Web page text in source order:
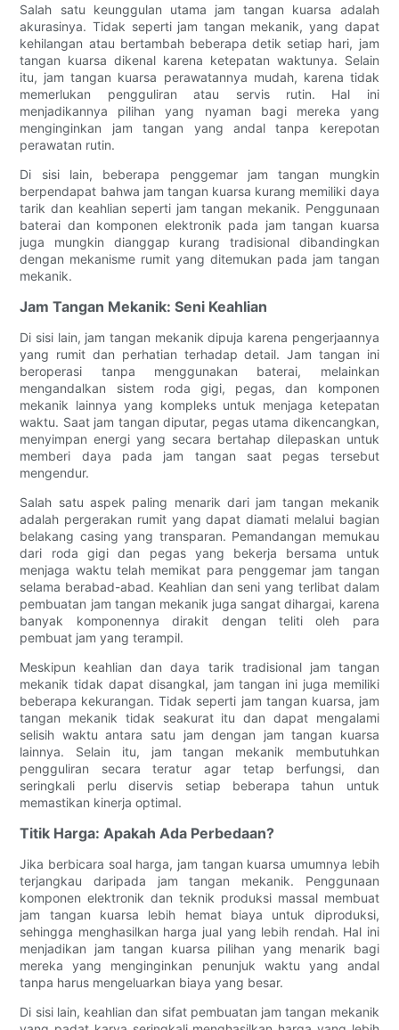
Salah satu keunggulan utama jam tangan kuarsa adalah
akurasinya. Tidak seperti jam tangan mekanik, yang dapat
kehilangan atau bertambah beberapa detik setiap hari, jam
tangan kuarsa dikenal karena ketepatan waktunya. Selain
itu, jam tangan kuarsa perawatannya mudah, karena tidak
memerlukan pengguliran atau servis rutin. Hal ini
menjadikannya pilihan yang nyaman bagi mereka yang
menginginkan jam tangan yang andal tanpa kerepotan
perawatan rutin.
Di sisi lain, beberapa penggemar jam tangan mungkin
berpendapat bahwa jam tangan kuarsa kurang memiliki daya
tarik dan keahlian seperti jam tangan mekanik. Penggunaan
baterai dan komponen elektronik pada jam tangan kuarsa
juga mungkin dianggap kurang tradisional dibandingkan
dengan mekanisme rumit yang ditemukan pada jam tangan
mekanik.
Jam Tangan Mekanik: Seni Keahlian
Di sisi lain, jam tangan mekanik dipuja karena pengerjaannya
yang rumit dan perhatian terhadap detail. Jam tangan ini
beroperasi tanpa menggunakan baterai, melainkan
mengandalkan sistem roda gigi, pegas, dan komponen
mekanik lainnya yang kompleks untuk menjaga ketepatan
waktu. Saat jam tangan diputar, pegas utama dikencangkan,
menyimpan energi yang secara bertahap dilepaskan untuk
memberi daya pada jam tangan saat pegas tersebut
mengendur.
Salah satu aspek paling menarik dari jam tangan mekanik
adalah pergerakan rumit yang dapat diamati melalui bagian
belakang casing yang transparan. Pemandangan memukau
dari roda gigi dan pegas yang bekerja bersama untuk
menjaga waktu telah memikat para penggemar jam tangan
selama berabad-abad. Keahlian dan seni yang terlibat dalam
pembuatan jam tangan mekanik juga sangat dihargai, karena
banyak komponennya dirakit dengan teliti oleh para
pembuat jam yang terampil.
Meskipun keahlian dan daya tarik tradisional jam tangan
mekanik tidak dapat disangkal, jam tangan ini juga memiliki
beberapa kekurangan. Tidak seperti jam tangan kuarsa, jam
tangan mekanik tidak seakurat itu dan dapat mengalami
selisih waktu antara satu jam dengan jam tangan kuarsa
lainnya. Selain itu, jam tangan mekanik membutuhkan
pengguliran secara teratur agar tetap berfungsi, dan
seringkali perlu diservis setiap beberapa tahun untuk
memastikan kinerja optimal.
Titik Harga: Apakah Ada Perbedaan?
Jika berbicara soal harga, jam tangan kuarsa umumnya lebih
terjangkau daripada jam tangan mekanik. Penggunaan
komponen elektronik dan teknik produksi massal membuat
jam tangan kuarsa lebih hemat biaya untuk diproduksi,
sehingga menghasilkan harga jual yang lebih rendah. Hal ini
menjadikan jam tangan kuarsa pilihan yang menarik bagi
mereka yang menginginkan penunjuk waktu yang andal
tanpa harus mengeluarkan biaya yang besar.
Di sisi lain, keahlian dan sifat pembuatan jam tangan mekanik